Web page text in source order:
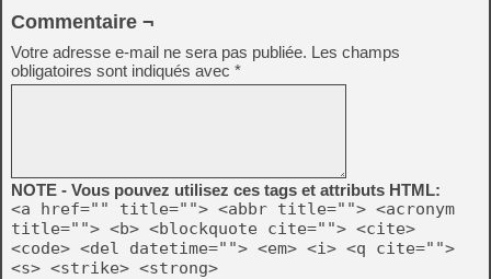
Commentaire ¬
Votre adresse e-mail ne sera pas publiée. Les champs
obligatoires sont indiqués avec *
NOTE - Vous pouvez utilisez ces tags et attributs HTML:
<a href="" title=""> <abbr title=""> <acronym
title=""> <b> <blockquote cite=""> <cite>
<code> <del datetime=""> <em> <i> <q cite="">
<s> <strike> <strong>